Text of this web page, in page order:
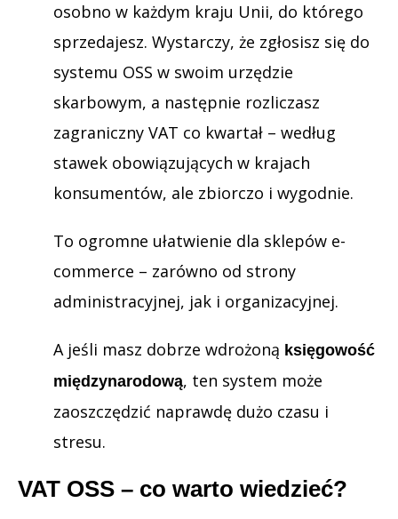
osobno w każdym kraju Unii, do którego
sprzedajesz. Wystarczy, że zgłosisz się do
systemu OSS w swoim urzędzie
skarbowym, a następnie rozliczasz
zagraniczny VAT co kwartał – według
stawek obowiązujących w krajach
konsumentów, ale zbiorczo i wygodnie.
To ogromne ułatwienie dla sklepów e-
commerce – zarówno od strony
administracyjnej, jak i organizacyjnej.
A jeśli masz dobrze wdrożoną księgowość
międzynarodową, ten system może
zaoszczędzić naprawdę dużo czasu i
stresu.
VAT OSS – co warto wiedzieć?